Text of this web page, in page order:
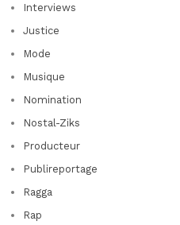
Interviews
Justice
Mode
Musique
Nomination
Nostal-Ziks
Producteur
Publireportage
Ragga
Rap